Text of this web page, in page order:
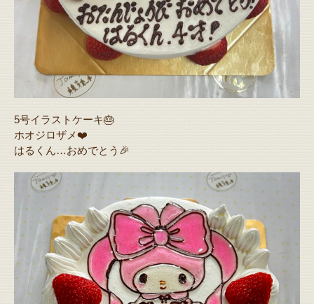
5号イラストケーキ🎂
ホオジロザメ❤️
はるくん…おめでとう🎉